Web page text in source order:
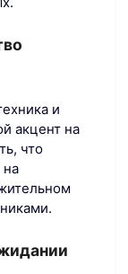
и
акцент на
что
на